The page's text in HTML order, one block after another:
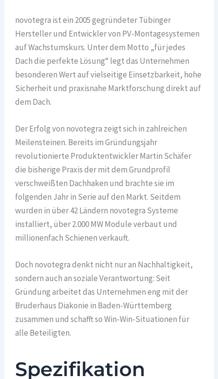
novotegra ist ein 2005 gegründeter Tübinger
Hersteller und Entwickler von PV-Montagesystemen
auf Wachstumskurs. Unter dem Motto „für jedes
Dach die perfekte Lösung“ legt das Unternehmen
besonderen Wert auf vielseitige Einsetzbarkeit, hohe
Sicherheit und praxisnahe Marktforschung direkt auf
dem Dach.
Der Erfolg von novotegra zeigt sich in zahlreichen
Meilensteinen. Bereits im Gründungsjahr
revolutionierte Produktentwickler Martin Schäfer
die bisherige Praxis der mit dem Grundprofil
verschweißten Dachhaken und brachte sie im
folgenden Jahr in Serie auf den Markt. Seitdem
wurden in über 42 Ländern novotegra Systeme
installiert, über 2.000 MW Module verbaut und
millionenfach Schienen verkauft.
Doch novotegra denkt nicht nur an Nachhaltigkeit,
sondern auch an soziale Verantwortung: Seit
Gründung arbeitet das Unternehmen eng mit der
Bruderhaus Diakonie in Baden-Württemberg
zusammen und schafft so Win-Win-Situationen für
alle Beteiligten.
Spezifikation